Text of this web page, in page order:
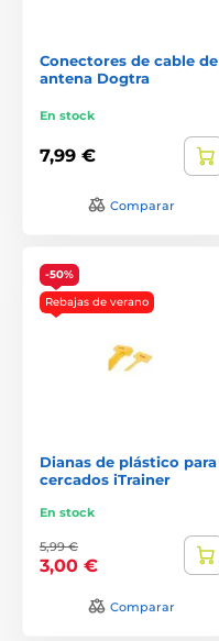
Conectores de cable de
antena Dogtra
En stock
7,99 €
Comparar
-50%
Rebajas de verano
Dianas de plástico para
cercados iTrainer
En stock
5,99 €
3,00 €
Comparar